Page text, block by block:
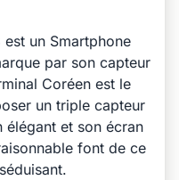
est un Smartphone
par son capteur
Coréen est le
un triple capteur
élégant et son écran
font de ce